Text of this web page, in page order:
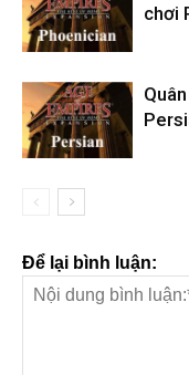
chơi
Để lại bình luận: